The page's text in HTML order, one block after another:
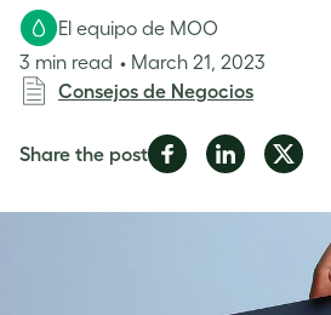
El equipo de MOO
3 min read
March 21, 2023
Consejos de Negocios
Share the postShare
Facebook
Share
LinkedIn
Share
Twitter